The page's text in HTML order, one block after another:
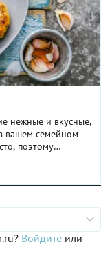
нежные и вкусные,
вашем семейном
поэтому
кулинаров.
шаг: тертый
получится
оладьи.
не вызывают.
или на обед:
Войдите или